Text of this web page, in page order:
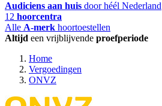
Audiciens aan huis door héél Nederland
12 hoorcentra
Alle A-merk hoortoestellen
Altijd een vrijblijvende proefperiode
Home
Vergoedingen
ONVZ